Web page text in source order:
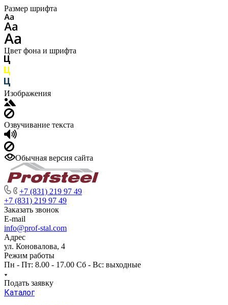
Размер шрифта
Цвет фона и шрифта
Изображения
Озвучивание текста
Обычная версия сайта
+7 (831) 219 97 49
+7 (831) 219 97 49
Заказать звонок
E-mail
info@prof-stal.com
Адрес
ул. Коновалова, 4
Режим работы
Пн - Пт: 8.00 - 17.00 Сб - Вс: выходные
Подать заявку
Каталог